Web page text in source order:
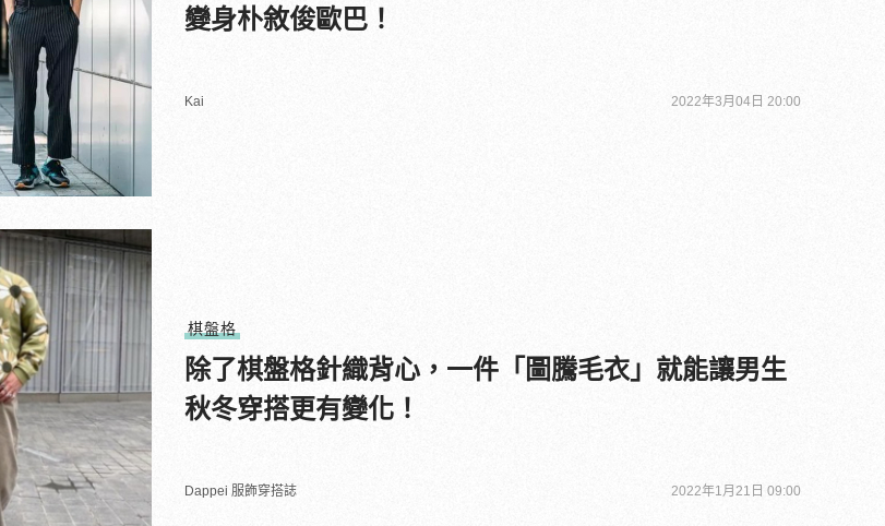
變身朴敘俊歐巴！
Kai 2022年3月04日 20:00
棋盤格
除了棋盤格針織背心，一件「圖騰毛衣」就能讓男生
秋冬穿搭更有變化！
Dappei 服飾穿搭誌 2022年1月21日 09:00